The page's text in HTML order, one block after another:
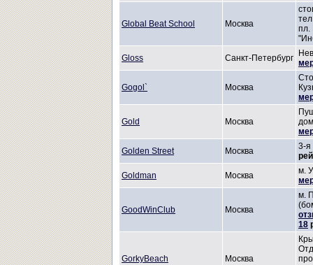
Global Beat School Москва
пл.
Gloss
Санкт-Петербург
Gogol` Москва
Gold Москва
Golden Street
Москва
3-я
Goldman
Москва
м.
GoodWinClub Москва
м.
18
GorkyBeach Москва